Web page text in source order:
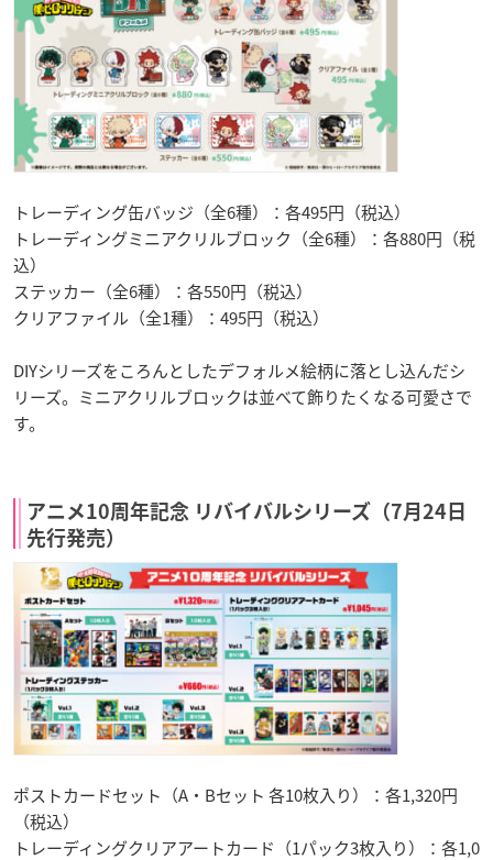
トレーディング缶バッジ（全6種）：各495円（税込）
トレーディングミニアクリルブロック（全6種）：各880円（税
込）
ステッカー（全6種）：各550円（税込）
クリアファイル（全1種）：495円（税込）
DIYシリーズをころんとしたデフォルメ絵柄に落とし込んだシ
リーズ。ミニアクリルブロックは並べて飾りたくなる可愛さで
す。
アニメ10周年記念 リバイバルシリーズ（7月24日
先行発売）
ポストカードセット（A・Bセット 各10枚入り）：各1,320円
（税込）
トレーディングクリアアートカード（1パック3枚入り）：各1,0